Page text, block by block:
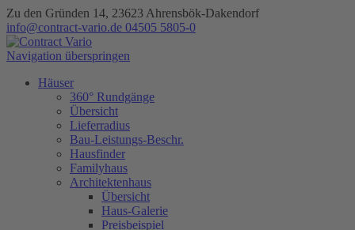
Zu den Gründen 14, 23623 Ahrensbök-Dakendorf
info@contract-vario.de 04505 5805-0
Navigation überspringen
Häuser
360° Rundgänge
Übersicht
Lieferradius
Bau-Leistungs-Beschr.
Hausfinder
Familyhaus
Architektenhaus
Übersicht
Haus-Galerie
Preisbeispiel